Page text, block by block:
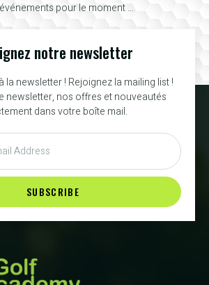
pour le moment ...
notre newsletter
la newsletter ! Rejoignez la mailing list !
newsletter, nos offres et nouveautés
dans votre boîte mail.
SUBSCRIBE